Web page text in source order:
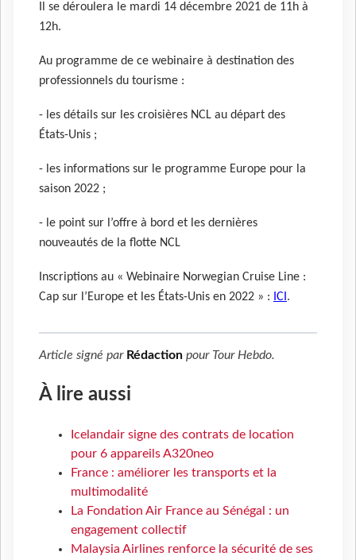
Il se déroulera le mardi 14 décembre 2021 de 11h à
12h.
Au programme de ce webinaire à destination des
professionnels du tourisme :
- les détails sur les croisières NCL au départ des
États-Unis ;
- les informations sur le programme Europe pour la
saison 2022 ;
- le point sur l’offre à bord et les dernières
nouveautés de la flotte NCL
Inscriptions au « Webinaire Norwegian Cruise Line :
Cap sur l’Europe et les États-Unis en 2022 » : ICI .
Article signé par Rédaction pour Tour Hebdo.
À lire aussi
Icelandair signe des contrats de location
pour 6 appareils A320neo
France : améliorer les transports et la
multimodalité
La Fondation Air France au Sénégal : un
engagement collectif
Malaysia Airlines renforce la sécurité de ses